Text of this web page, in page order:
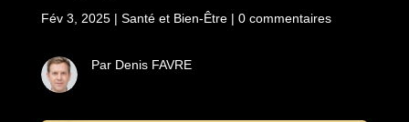
Fév 3, 2025| Santé et Bien-Être| 0 commentaires
Par Denis FAVRE